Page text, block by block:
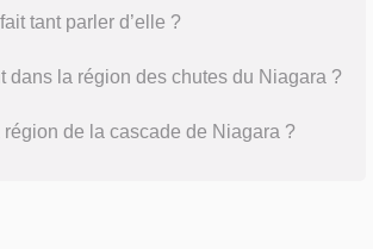
tant parler d’elle ?
dans la région des chutes du Niagara ?
de la cascade de Niagara ?